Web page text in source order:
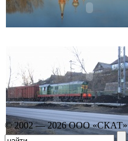
© 2002 — 2026 ООО «СКАТ»